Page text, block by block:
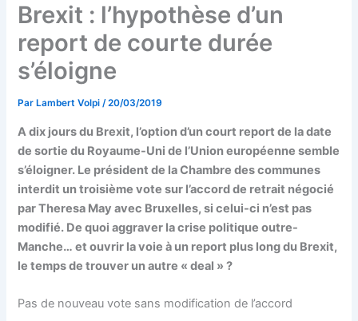
Brexit : l’hypothèse d’un
report de courte durée
s’éloigne
Par Lambert Volpi/20/03/2019
A dix jours du Brexit, l’option d’un court report de la date
de sortie du Royaume-Uni de l’Union européenne semble
s’éloigner. Le président de la Chambre des communes
interdit un troisième vote sur l’accord de retrait négocié
par Theresa May avec Bruxelles, si celui-ci n’est pas
modifié. De quoi aggraver la crise politique outre-
Manche… et ouvrir la voie à un report plus long du Brexit,
le temps de trouver un autre « deal » ?
Pas de nouveau vote sans modification de l’accord